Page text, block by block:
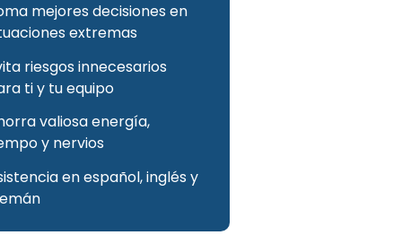
mejores decisiones en
extremas
riesgos innecesarios
ti y tu equipo
valiosa energía,
y nervios
en español, inglés y